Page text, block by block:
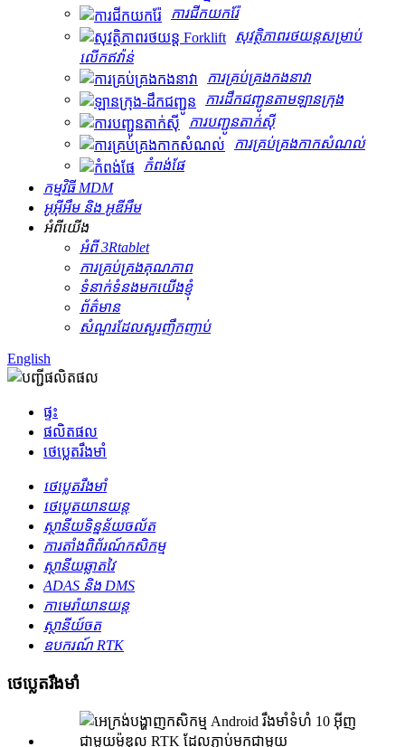
ការជីកយករ៉ែ
សុវត្ថិភាពរថយន្តសម្រាប់
លើកឥវ៉ាន់
ការគ្រប់គ្រងកងនាវា
ការដឹកជញ្ជូនតាមឡានក្រុង
ការបញ្ជូនតាក់ស៊ី
ការគ្រប់គ្រងកាកសំណល់
កំពង់ផែ
កម្មវិធី MDM
អូអ៊ីអឹម និង អូឌីអឹម
អំពីយើង
អំពី 3Rtablet
ការគ្រប់គ្រងគុណភាព
ទំនាក់ទំនងមកយើងខ្ញុំ
ព័ត៌មាន
សំណួរដែលសួរញឹកញាប់
English
ផ្ទះ
ផលិតផល
ថេប្លេតរឹងមាំ
ថេប្លេតរឹងមាំ
ថេប្លេតយានយន្ត
ស្ថានីយទិន្នន័យចល័ត
ការតាំងពិព័រណ៍កសិកម្ម
ស្ថានីយឆ្លាតវៃ
ADAS និង DMS
កាមេរ៉ាយានយន្ត
ស្ថានីយ៍ចត
ឧបករណ៍ RTK
ថេប្លេតរឹងមាំ